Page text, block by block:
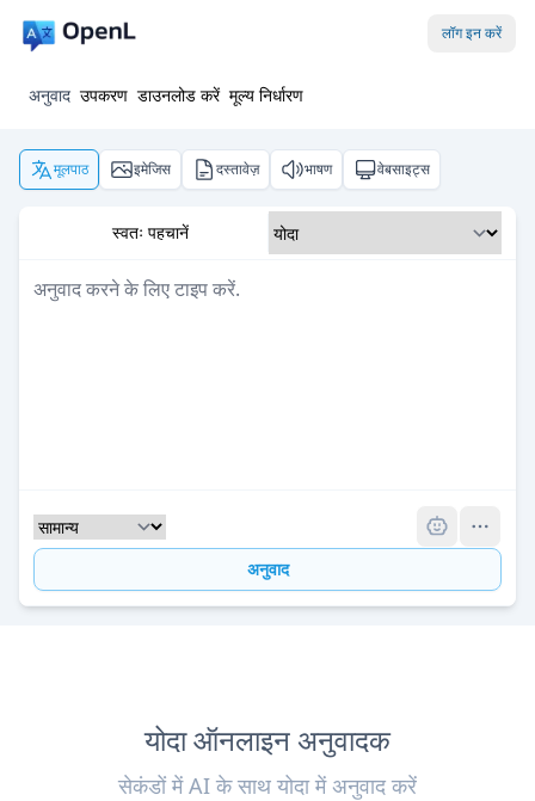
लॉग इन करें
अनुवाद उपकरण डाउनलोड करें मूल्य निर्धारण
मूलपाठ इमेजिस दस्तावेज़ भाषण वेबसाइट्स
स्वतः पहचानें
अनुवाद
योदा ऑनलाइन अनुवादक
सेकंडों में AI के साथ योदा में अनुवाद करें